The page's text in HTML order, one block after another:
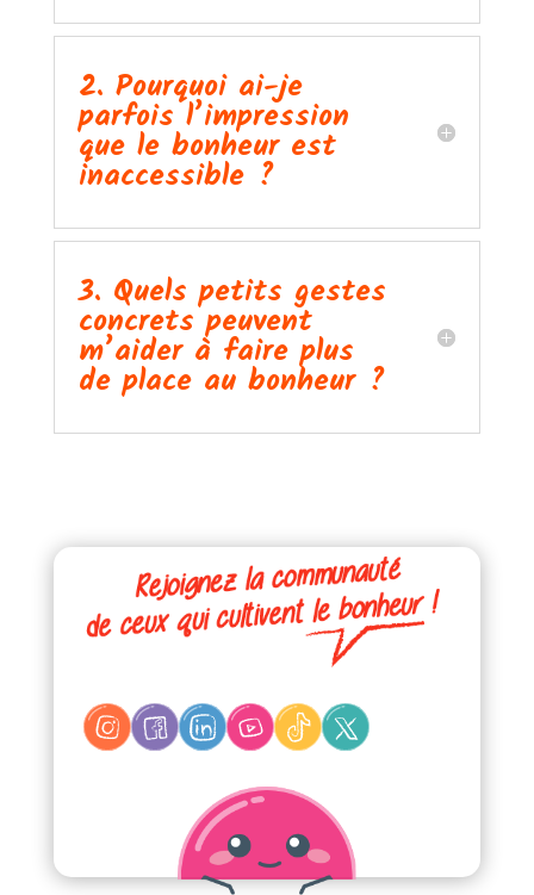
2. Pourquoi ai-je
parfois l’impression
que le bonheur est
inaccessible ?
3. Quels petits gestes
concrets peuvent
m’aider à faire plus
de place au bonheur ?